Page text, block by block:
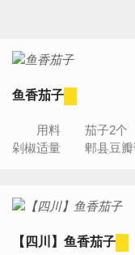
鱼香茄子
用料 茄子2
剁椒适量 郫县
【四川】鱼香茄子